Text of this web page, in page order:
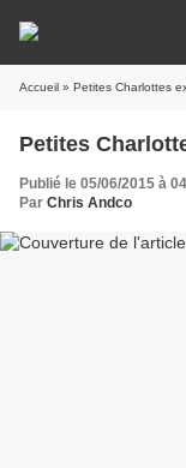
Accueil » Petites Charlottes
Petites
Publié le 05/06/2015 à
Par Chris Andco